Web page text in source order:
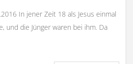
In jener Zeit 18 als Jesus einmal
und die Jünger waren bei ihm. Da